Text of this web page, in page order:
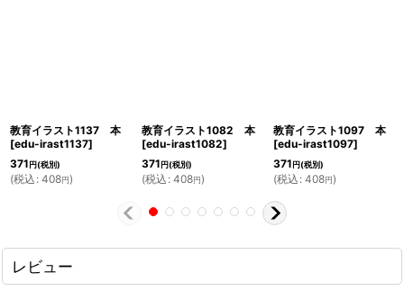
教育イラスト1137 本
[edu-irast1137]
371円(税別)
(税込 : 408円)
教育イラスト1082 本
[edu-irast1082]
371円(税別)
(税込 : 408円)
教育イラスト1097 本
[edu-irast1097]
371円(税別)
(税込 : 408円)
レビュー